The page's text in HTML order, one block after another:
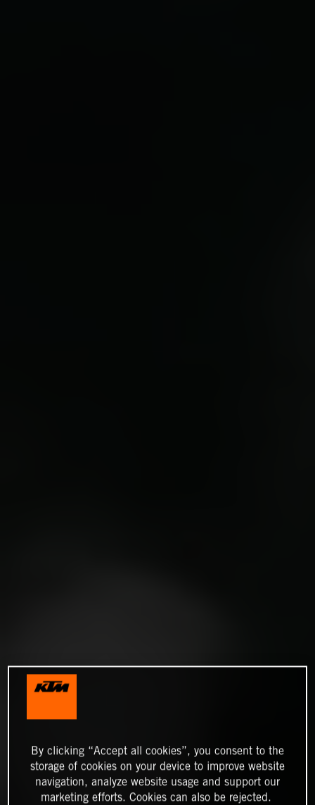
By clicking “Accept all cookies”, you consent to the
storage of cookies on your device to improve website
navigation, analyze website usage and support our
marketing efforts. Cookies can also be rejected.